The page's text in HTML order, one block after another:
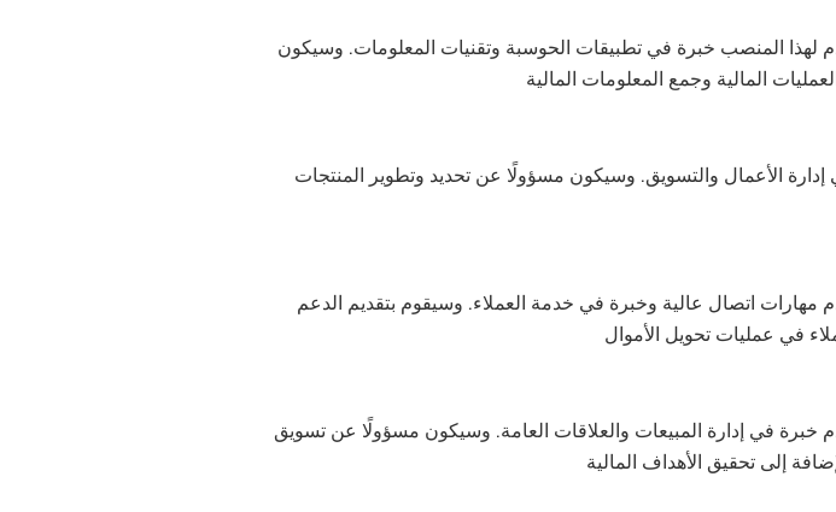
لهذا المنصب خبرة في تطبيقات الحوسبة وتقنيات المعلومات. وسيكون
المالية وجمع المعلومات المالية
إدارة الأعمال والتسويق. وسيكون مسؤولًا عن تحديد وتطوير المنتجات
مهارات اتصال عالية وخبرة في خدمة العملاء. وسيقوم بتقديم الدعم
في عمليات تحويل الأموال
خبرة في إدارة المبيعات والعلاقات العامة. وسيكون مسؤولًا عن تسويق
إلى تحقيق الأهداف المالية